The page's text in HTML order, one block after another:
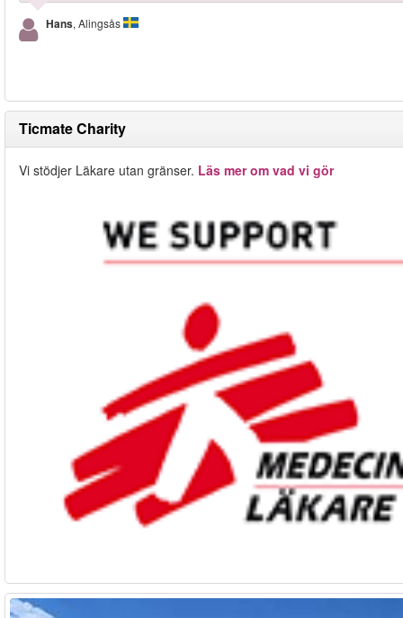
Hans, Alingsås
Ticmate Charity
Vi stödjer Läkare utan gränser. Läs mer om vad vi gör